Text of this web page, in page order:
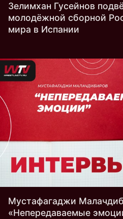
Зелимхан Гусейнов
молодёжной сборной
мира в Испании
Мустафагаджи
«Непередаваемые